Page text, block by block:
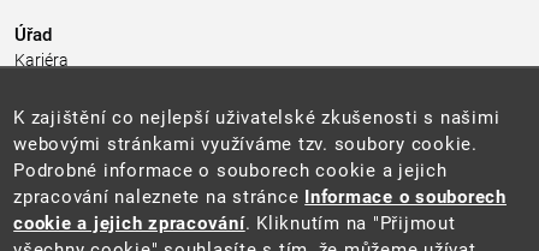
Úřad
Kariéra
Pro média a veřejnost
Povinně zveřejňované informace
Kontakty
Přistupnost budovy úřadu MŽP
(PDF, 204 kB)
Web
K zajištění co nejlepší uživatelské zkušenosti s našimi
webovými stránkami využíváme tzv. soubory cookie.
Podrobné informace o souborech cookie a jejich
zpracování naleznete na stránce Informace o souborech
cookie a jejich zpracování. Kliknutím na "Přijmout